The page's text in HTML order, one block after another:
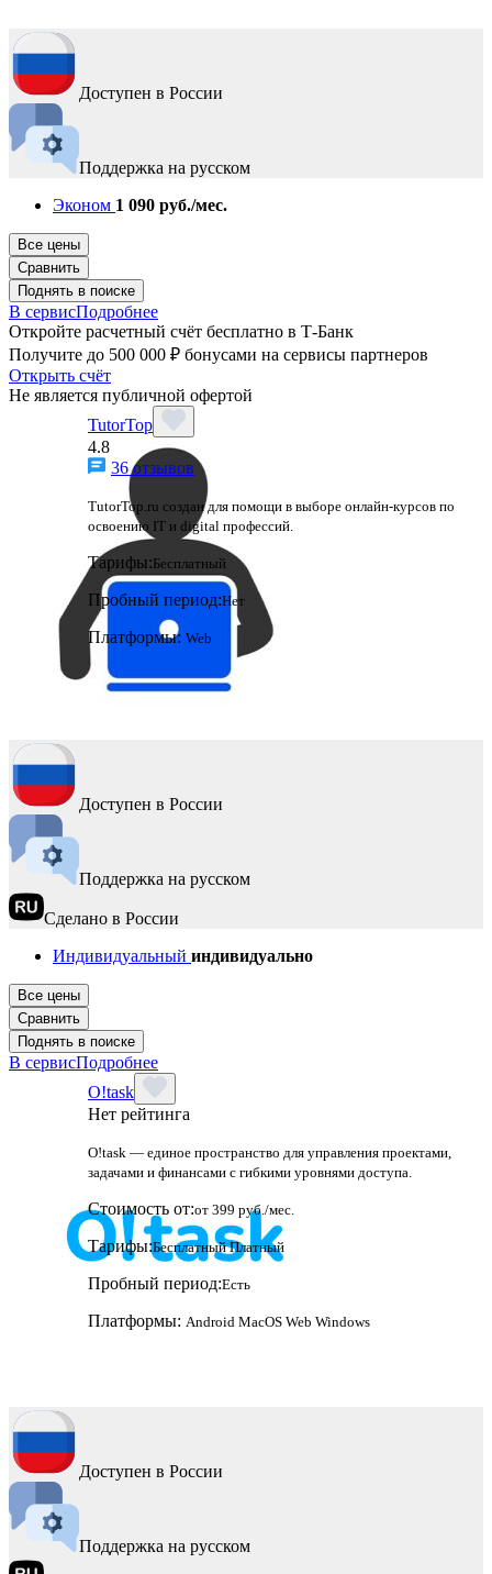
Доступен в России
Поддержка на русском
Эконом 1 090 руб./мес.
Все цены
Сравнить
Поднять в поиске
В сервисПодробнее
Откройте расчетный счёт бесплатно в Т-Банк
Получите до 500 000 ₽ бонусами на сервисы партнеров
Открыть счёт
Не является публичной офертой
TutorTop
4.8
36 отзывов
TutorTop.ru создан для помощи в выборе онлайн-курсов по
освоению IT и digital профессий.
Тарифы:Бесплатный
Пробный период:Нет
Платформы:Web
Доступен в России
Поддержка на русском
Сделано в России
Индивидуальный индивидуально
Все цены
Сравнить
Поднять в поиске
В сервисПодробнее
O!task
Нет рейтинга
O!task — единое пространство для управления проектами,
задачами и финансами с гибкими уровнями доступа.
Стоимость от:от 399 руб./мес.
Тарифы:Бесплатный Платный
Пробный период:Есть
Платформы: Android MacOS Web Windows
Доступен в России
Поддержка на русском